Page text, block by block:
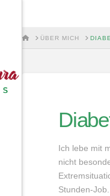
HOMEÜBER MICH
Ich lebe mit
nicht
Stunden-